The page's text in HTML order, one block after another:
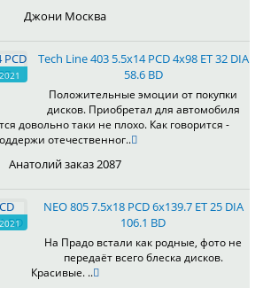
Джони Москва
Tech Line 403 5.5x14 PCD 4x98 ET 32 DIA
58.6 BD
Положительные эмоции от покупки
дисков. Приобретал для автомобиля
довольно таки не плохо. Как говорится -
отечественног..
Анатолий заказ 2087
NEO 805 7.5x18 PCD 6x139.7 ET 25 DIA
106.1 BD
На Прадо встали как родные, фото не
передаёт всего блеска дисков.
Красивые. ..